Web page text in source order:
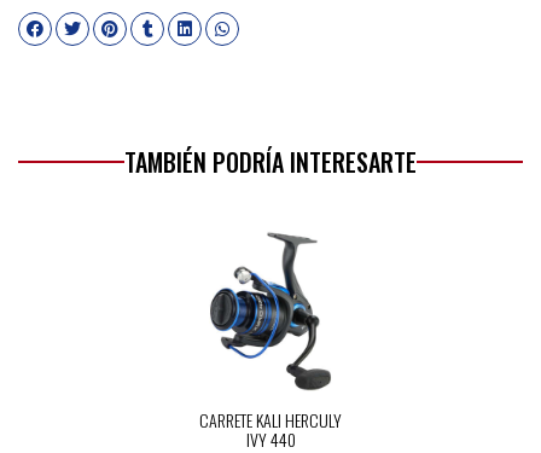
TAMBIÉN PODRÍA INTERESARTE
CARRETE KALI HERCULY
IVY 440